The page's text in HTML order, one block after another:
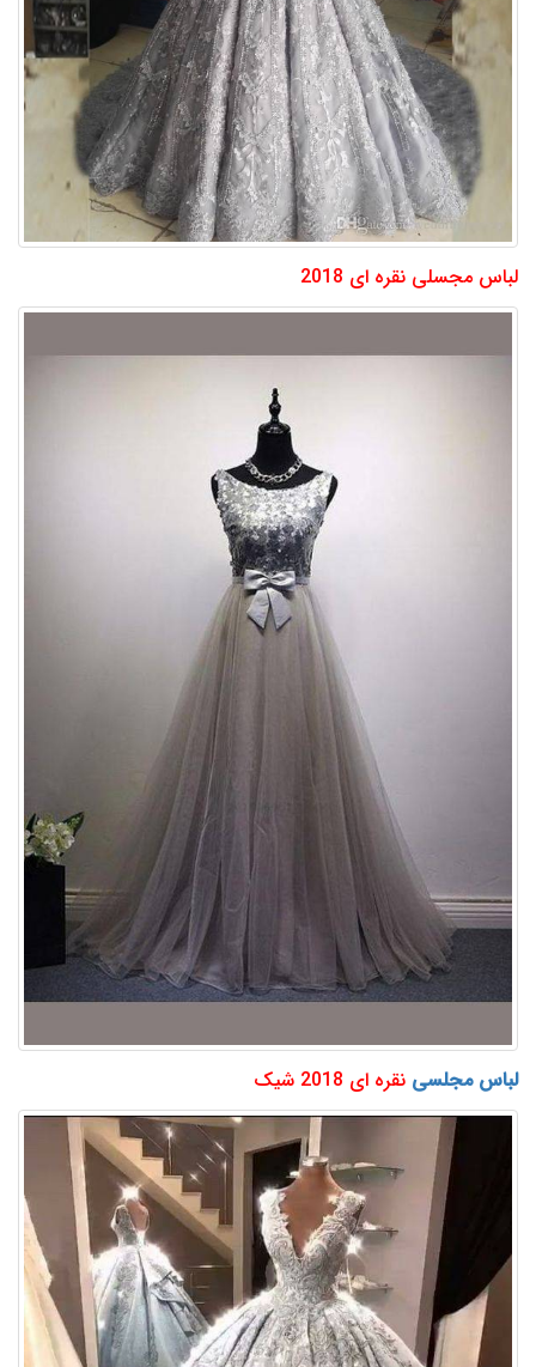
لباس مجسلی نقره ای 2018
لباس مجلسی نقره ای 2018 شیک